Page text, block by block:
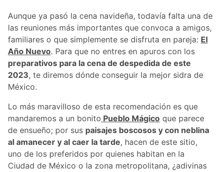
Aunque ya pasó la cena navideña, todavía falta una de
las reuniones más importantes que convoca a amigos,
familiares o que simplemente se disfruta en pareja: El
Año Nuevo. Para que no entres en apuros con los
preparativos para la cena de despedida de este
2023, te diremos dónde conseguir la mejor sidra de
México.
Lo más maravilloso de esta recomendación es que
mandaremos a un bonito Pueblo Mágico que parece
de ensueño; por sus paisajes boscosos y con neblina
al amanecer y al caer la tarde, hacen de este sitio,
uno de los preferidos por quienes habitan en la
Ciudad de México o la zona metropolitana, ¿adivinas